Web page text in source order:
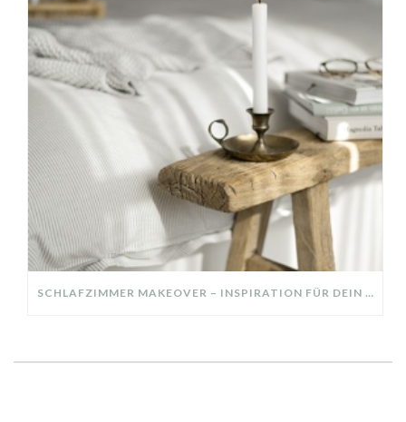
SCHLAFZIMMER MAKEOVER – INSPIRATION FÜR DEIN SCHLAFZIMMER: AUS ALT MACH NEU – HELL, GEMÜTLICH UND EINLADEND